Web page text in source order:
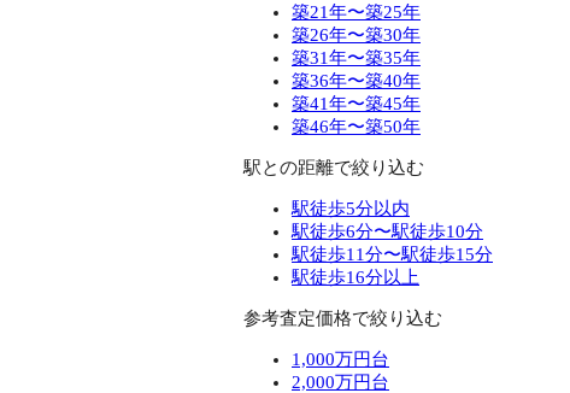
築21年〜築25年
築26年〜築30年
築31年〜築35年
築36年〜築40年
築41年〜築45年
築46年〜築50年
駅との距離で絞り込む
駅徒歩5分以内
駅徒歩6分〜駅徒歩10分
駅徒歩11分〜駅徒歩15分
駅徒歩16分以上
参考査定価格で絞り込む
1,000万円台
2,000万円台